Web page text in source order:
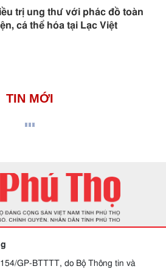
trị ung thư với phác đồ toàn
cá thể hóa tại Lạc Việt
TIN MỚI
GP-BTTTT, do Bộ Thông tin và